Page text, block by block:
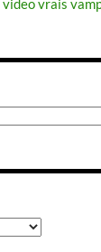
videovrais